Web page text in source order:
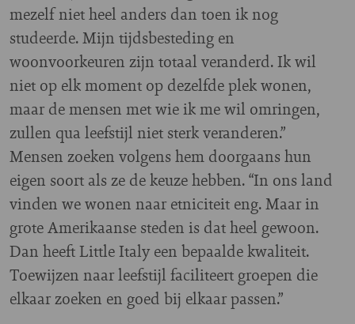
mezelf niet heel anders dan toen ik nog
studeerde. Mijn tijdsbesteding en
woonvoorkeuren zijn totaal veranderd. Ik wil
niet op elk moment op dezelfde plek wonen,
maar de mensen met wie ik me wil omringen,
zullen qua leefstijl niet sterk veranderen.”
Mensen zoeken volgens hem doorgaans hun
eigen soort als ze de keuze hebben. “In ons land
vinden we wonen naar etniciteit eng. Maar in
grote Amerikaanse steden is dat heel gewoon.
Dan heeft Little Italy een bepaalde kwaliteit.
Toewijzen naar leefstijl faciliteert groepen die
elkaar zoeken en goed bij elkaar passen.”